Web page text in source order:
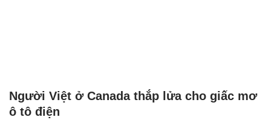
Người Việt ở Canada thắp lửa cho giấc mơ
ô tô điện